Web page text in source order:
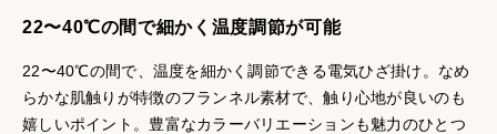
22〜40℃の間で細かく温度調節が可能
22〜40℃の間で、温度を細かく調節できる電気ひざ掛け。なめ
らかな肌触りが特徴のフランネル素材で、触り心地が良いのも
嬉しいポイント。豊富なカラーバリエーションも魅力のひとつ